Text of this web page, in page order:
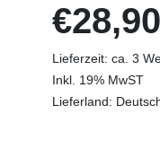
€28,90
Lieferzeit: ca. 3
Inkl. 19% MwST
Lieferland: